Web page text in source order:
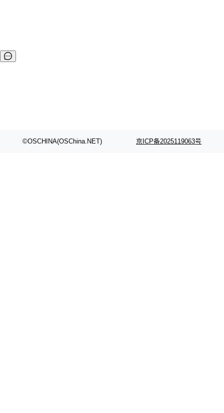
©OSCHINA(OSChina.NET) 京ICP备2025119063号